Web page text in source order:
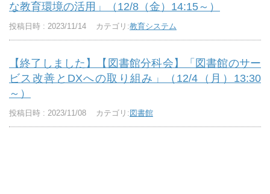
な教育環境の活用」（12/8（金）14:15～）
投稿日時 : 2023/11/14 カテゴリ:教育システム
【終了しました】【図書館分科会】「図書館のサー
ビス改善とDXへの取り組み」（12/4（月）13:30
～）
投稿日時 : 2023/11/08 カテゴリ: 図書館